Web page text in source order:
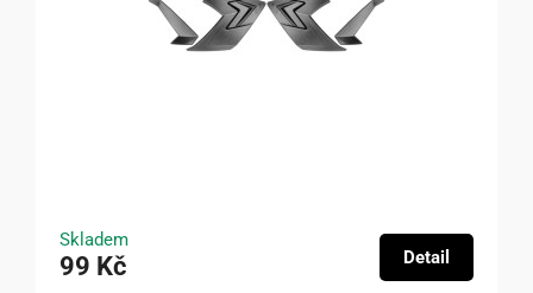
Skladem
99 Kč Detail